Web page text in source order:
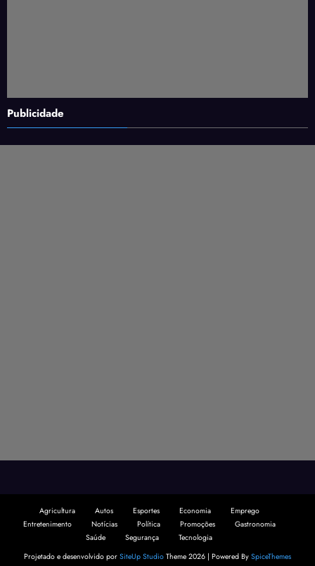
Publicidade
Agricultura Autos Esportes Economia
Emprego
Entretenimento
Notícias Política Promoções
Gastronomia
Saúde
Segurança
Tecnologia
Projetado e desenvolvido por SiteUp Studio Theme 2026 | Powered By SpiceThemes